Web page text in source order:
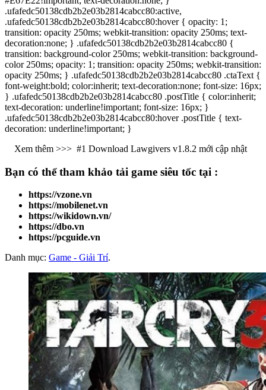
.ufafedc50138cdb2b2e03b2814cabcc80:active,
.ufafedc50138cdb2b2e03b2814cabcc80:hover { opacity: 1;
transition: opacity 250ms; webkit-transition: opacity 250ms; text-
decoration:none; } .ufafedc50138cdb2b2e03b2814cabcc80 {
transition: background-color 250ms; webkit-transition: background-
color 250ms; opacity: 1; transition: opacity 250ms; webkit-transition:
opacity 250ms; } .ufafedc50138cdb2b2e03b2814cabcc80 .ctaText {
font-weight:bold; color:inherit; text-decoration:none; font-size: 16px;
} .ufafedc50138cdb2b2e03b2814cabcc80 .postTitle { color:inherit;
text-decoration: underline!important; font-size: 16px; }
.ufafedc50138cdb2b2e03b2814cabcc80:hover .postTitle { text-
decoration: underline!important; }
Xem thêm >>> #1 Download Lawgivers v1.8.2 mới cập nhật
Bạn có thể tham khảo tải game siêu tốc tại :
https://vzone.vn
https://mobilenet.vn
https://wikidown.vn/
https://dbo.vn
https://pcguide.vn
Danh mục: Game - Giải Trí.